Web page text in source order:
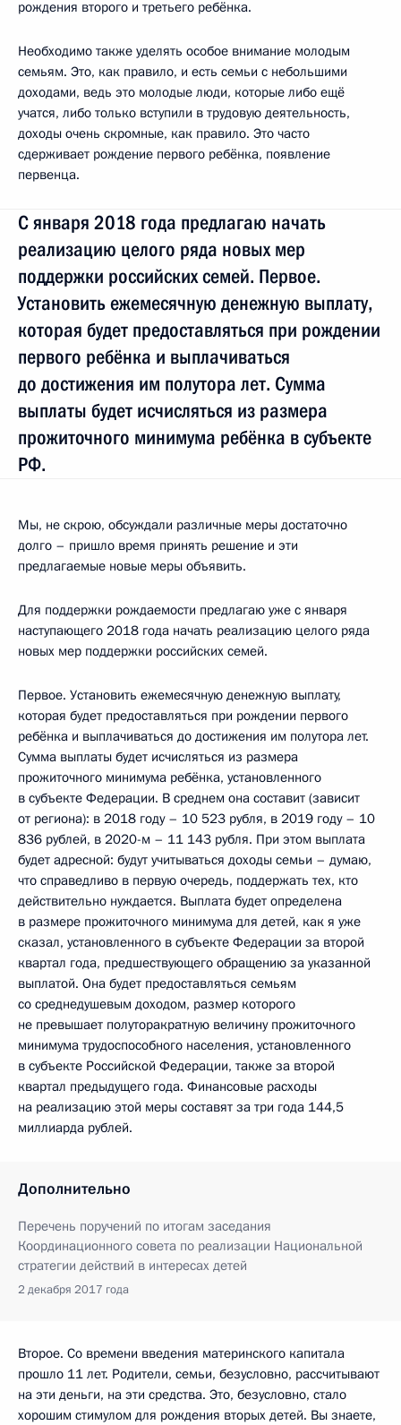
рождения второго и третьего ребёнка.
Необходимо также уделять особое внимание молодым
семьям. Это, как правило, и есть семьи с небольшими
доходами, ведь это молодые люди, которые либо ещё
учатся, либо только вступили в трудовую деятельность,
доходы очень скромные, как правило. Это часто
сдерживает рождение первого ребёнка, появление
первенца.
С января 2018 года предлагаю начать
реализацию целого ряда новых мер
поддержки российских семей. Первое.
Установить ежемесячную денежную выплату,
которая будет предоставляться при рождении
первого ребёнка и выплачиваться
до достижения им полутора лет. Сумма
выплаты будет исчисляться из размера
прожиточного минимума ребёнка в субъекте
РФ.
Мы, не скрою, обсуждали различные меры достаточно
долго – пришло время принять решение и эти
предлагаемые новые меры объявить.
Для поддержки рождаемости предлагаю уже с января
наступающего 2018 года начать реализацию целого ряда
новых мер поддержки российских семей.
Первое. Установить ежемесячную денежную выплату,
которая будет предоставляться при рождении первого
ребёнка и выплачиваться до достижения им полутора лет.
Сумма выплаты будет исчисляться из размера
прожиточного минимума ребёнка, установленного
в субъекте Федерации. В среднем она составит (зависит
от региона): в 2018 году – 10 523 рубля, в 2019 году – 10
836 рублей, в 2020-м – 11 143 рубля. При этом выплата
будет адресной: будут учитываться доходы семьи – думаю,
что справедливо в первую очередь, поддержать тех, кто
действительно нуждается. Выплата будет определена
в размере прожиточного минимума для детей, как я уже
сказал, установленного в субъекте Федерации за второй
квартал года, предшествующего обращению за указанной
выплатой. Она будет предоставляться семьям
со среднедушевым доходом, размер которого
не превышает полуторакратную величину прожиточного
минимума трудоспособного населения, установленного
в субъекте Российской Федерации, также за второй
квартал предыдущего года. Финансовые расходы
на реализацию этой меры составят за три года 144,5
миллиарда рублей.
Дополнительно
Перечень поручений по итогам заседания
Координационного совета по реализации Национальной
стратегии действий в интересах детей
2 декабря 2017 года
Второе. Со времени введения материнского капитала
прошло 11 лет. Родители, семьи, безусловно, рассчитывают
на эти деньги, на эти средства. Это, безусловно, стало
хорошим стимулом для рождения вторых детей. Вы знаете,